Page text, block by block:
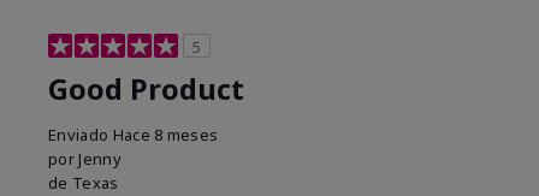
5
Good Product
Enviado Hace 8 meses
por Jenny
de Texas